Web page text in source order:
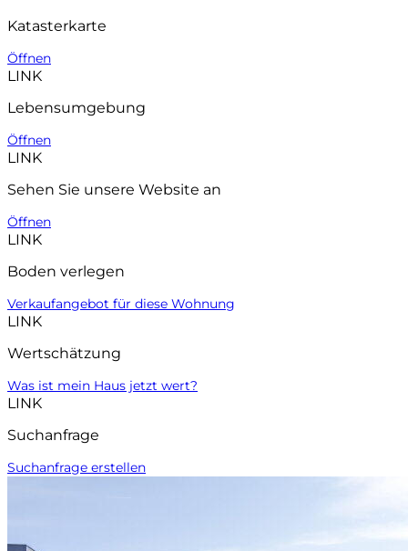
Katasterkarte
Öffnen
LINK
Lebensumgebung
Öffnen
LINK
Sehen Sie unsere Website an
Öffnen
LINK
Boden verlegen
Verkaufangebot für diese Wohnung
LINK
Wertschätzung
Was ist mein Haus jetzt wert?
LINK
Suchanfrage
Suchanfrage erstellen